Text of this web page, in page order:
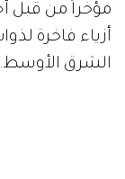
مؤخراً من قبل
أزياء فاخرة
الشرق الأوسط.